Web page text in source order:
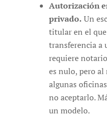
Autorización
privado. Un
titular en el
transferencia a
requiere
es nulo, pero
algunas
no aceptarlo.
un modelo.